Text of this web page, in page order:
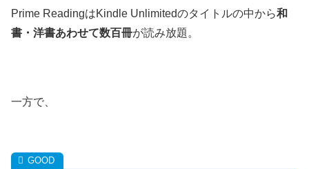
Prime ReadingはKindle Unlimitedのタイトルの中から和
書・洋書あわせて数百冊が読み放題。
一方で、